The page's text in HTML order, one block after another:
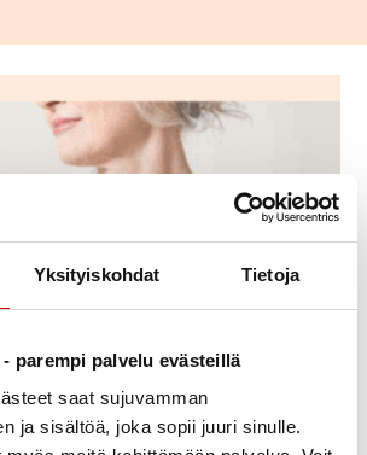
Yksityiskohdat Tietoja
parempi palvelu evästeillä
saat sujuvamman
ja sisältöä, joka sopii juuri sinulle.